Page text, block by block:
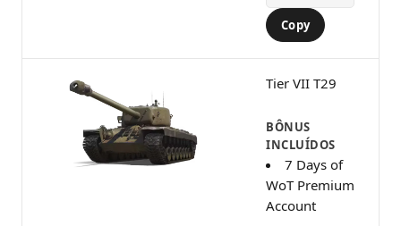
Copy
Tier VII T29
BÔNUS
INCLUÍDOS
7 Days of
WoT Premium
Account